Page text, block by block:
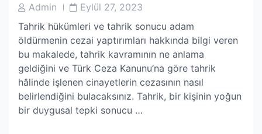
PostAdmin
PostEylül 27, 2023
Tahrik hükümleri ve tahrik sonucu adam
öldürmenin cezai yaptırımları hakkında bilgi veren
bu makalede, tahrik kavramının ne anlama
geldiğini ve Türk Ceza Kanunu’na göre tahrik
hâlinde işlenen cinayetlerin cezasının nasıl
belirlendiğini bulacaksınız. Tahrik, bir kişinin yoğun
bir duygusal tepki sonucu …